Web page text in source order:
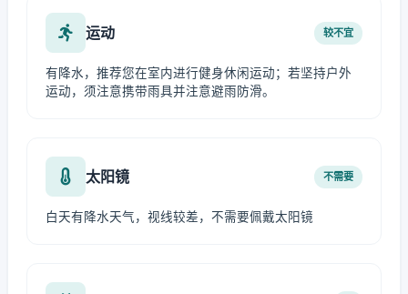
运动 较不宜
有降水，推荐您在室内进行健身休闲运动；若坚持户外
运动，须注意携带雨具并注意避雨防滑。
太阳镜 不需要
白天有降水天气，视线较差，不需要佩戴太阳镜